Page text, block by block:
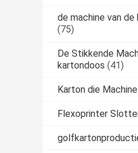
de machine van
(75)
De Stikkende
kartondoos (41)
Karton die
Flexoprinter